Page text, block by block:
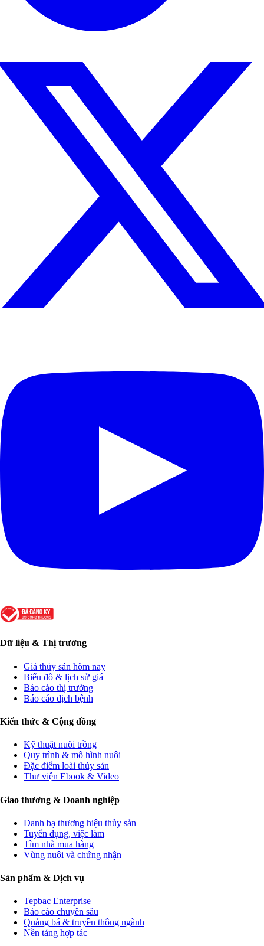
Dữ liệu & Thị trường
Giá thủy sản hôm nay
Biểu đồ & lịch sử giá
Báo cáo thị trường
Báo cáo dịch bệnh
Kiến thức & Cộng đồng
Kỹ thuật nuôi trồng
Quy trình & mô hình nuôi
Đặc điểm loài thủy sản
Thư viện Ebook & Video
Giao thương & Doanh nghiệp
Danh bạ thương hiệu thủy sản
Tuyển dụng, việc làm
Tìm nhà mua hàng
Vùng nuôi và chứng nhận
Sản phẩm & Dịch vụ
Tepbac Enterprise
Báo cáo chuyên sâu
Quảng bá & truyền thông ngành
Nền tảng hợp tác